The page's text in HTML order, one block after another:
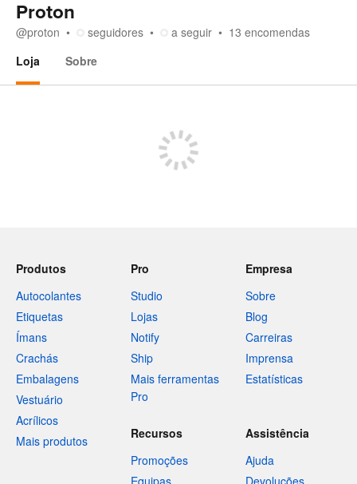
Proton
@proton seguidores a seguir 13 encomendas
Loja
Sobre
Produtos
Autocolantes
Etiquetas
Ímans
Crachás
Embalagens
Vestuário
Acrílicos
Mais produtos
Pro
Studio
Lojas
Notify
Ship
Mais ferramentas
Pro
Empresa
Sobre
Blog
Carreiras
Imprensa
Estatísticas
Recursos
Promoções
Equipas
Assistência
Ajuda
Devoluções